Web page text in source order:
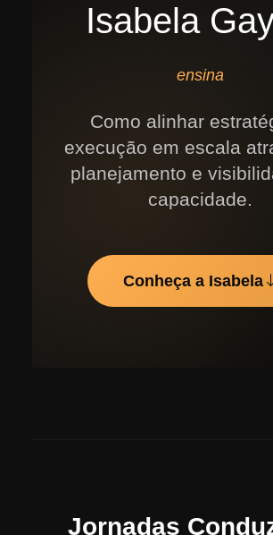
Isabela
ensina
Como alinhar
execução em escala
planejamento e
capacidade.
Conheça a Isabela
Jornadas